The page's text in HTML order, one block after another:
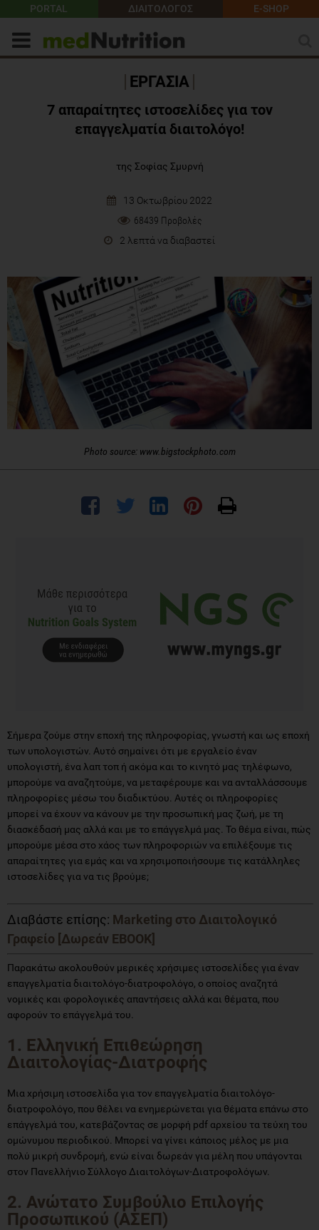
PORTAL ΔΙΑΙΤΟΛΟΓΟΣ E-SHOP
ΕΡΓΑΣΙΑ
7 απαραίτητες ιστοσελίδες για τον
επαγγελματία διαιτολόγο!
της Σοφίας Σμυρνή
13 Οκτωβρίου 2022
68439 Προβολές
2 λεπτά να διαβαστεί
Photo source: www.bigstockphoto.com
Σήμερα ζούμε στην εποχή της πληροφορίας, γνωστή και ως εποχή
των υπολογιστών. Αυτό σημαίνει ότι με εργαλείο έναν
υπολογιστή, ένα λαπ τοπ ή ακόμα και το κινητό μας τηλέφωνο,
μπορούμε να αναζητούμε, να μεταφέρουμε και να ανταλλάσσουμε
πληροφορίες μέσω του διαδικτύου. Αυτές οι πληροφορίες
μπορεί να έχουν να κάνουν με την προσωπική μας ζωή, με τη
διασκέδασή μας αλλά και με το επάγγελμά μας. Το θέμα είναι, πώς
μπορούμε μέσα στο χάος των πληροφοριών να επιλέξουμε τις
απαραίτητες για εμάς και να χρησιμοποιήσουμε τις κατάλληλες
ιστοσελίδες για να τις βρούμε;
Διαβάστε επίσης: Marketing στο Διαιτολογικό
Γραφείο [Δωρεάν EBOOK]
Παρακάτω ακολουθούν μερικές χρήσιμες ιστοσελίδες για έναν
επαγγελματία διαιτολόγο-διατροφολόγο, ο οποίος αναζητά
νομικές και φορολογικές απαντήσεις αλλά και θέματα, που
αφορούν το επάγγελμά του.
1. Ελληνική Επιθεώρηση
Διαιτολογίας-Διατροφής
Μια χρήσιμη ιστοσελίδα για τον επαγγελματία διαιτολόγο-
διατροφολόγο, που θέλει να ενημερώνεται για θέματα επάνω στο
επάγγελμά του, κατεβάζοντας σε μορφή pdf αρχείου τα τεύχη του
ομώνυμου περιοδικού. Μπορεί να γίνει κάποιος μέλος με μια
πολύ μικρή συνδρομή, ενώ είναι δωρεάν για μέλη που υπάγονται
στον Πανελλήνιο Σύλλογο Διαιτολόγων-Διατροφολόγων.
2. Ανώτατο Συμβούλιο Επιλογής
Προσωπικού (ΑΣΕΠ)